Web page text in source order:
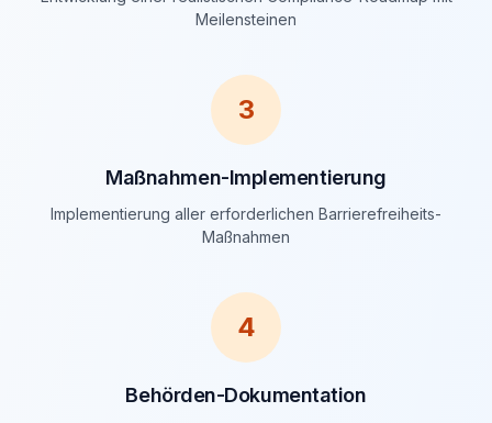
Meilensteinen
3
Maßnahmen-Implementierung
Implementierung aller erforderlichen Barrierefreiheits-
Maßnahmen
4
Behörden-Dokumentation